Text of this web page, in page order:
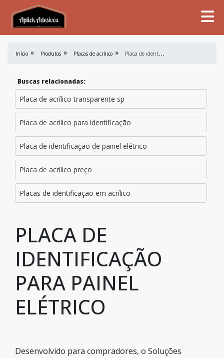
Início Produtos Placas de acrílico P
laca de identificação para painel elétrico
Buscas relacionadas:
Placa de acrílico transparente sp
Placa de acrílico para identificação
Placa de identificação de painel elétrico
Placa de acrílico preço
Placas de identificação em acrílico
PLACA DE
IDENTIFICAÇÃO
PARA PAINEL
ELÉTRICO
Desenvolvido para compradores, o Soluções